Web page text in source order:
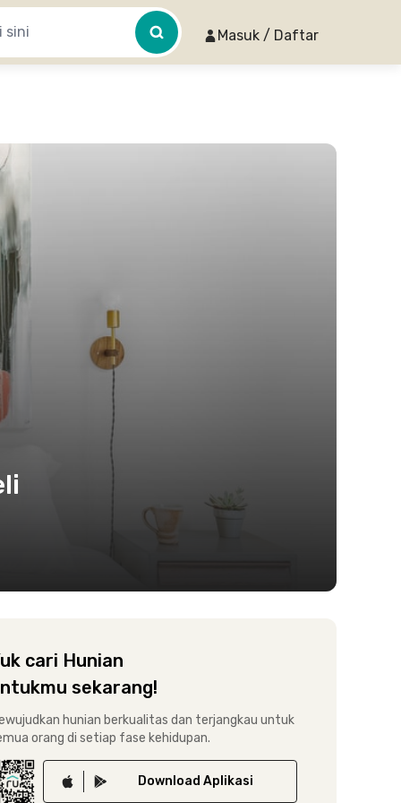
Masuk / Daftar
cari Hunian
sekarang!
hunian berkualitas dan terjangkau untuk
orang di setiap fase kehidupan.
Download Aplikasi